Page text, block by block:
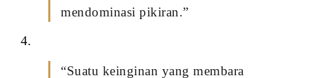
mendominasi pikiran.”
4.
“Suatu keinginan yang membara